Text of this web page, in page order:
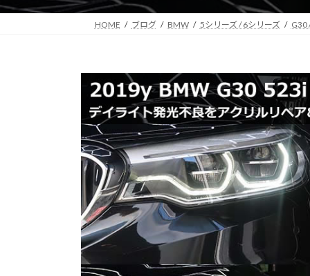
プ
動
HOME ブログ BMW 5シリーズ / 6シリーズ G30